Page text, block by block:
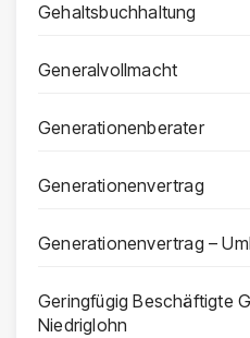
Gehaltsbuchhaltung
Generalvollmacht
Generationenberater
Generationenvertrag
Generationenvertrag –
Geringfügig Beschäftigte
Niedriglohn